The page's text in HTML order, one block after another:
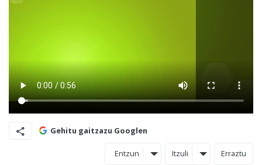
Gehitu gaitzazu Googlen
Entzun Itzuli Erraztu